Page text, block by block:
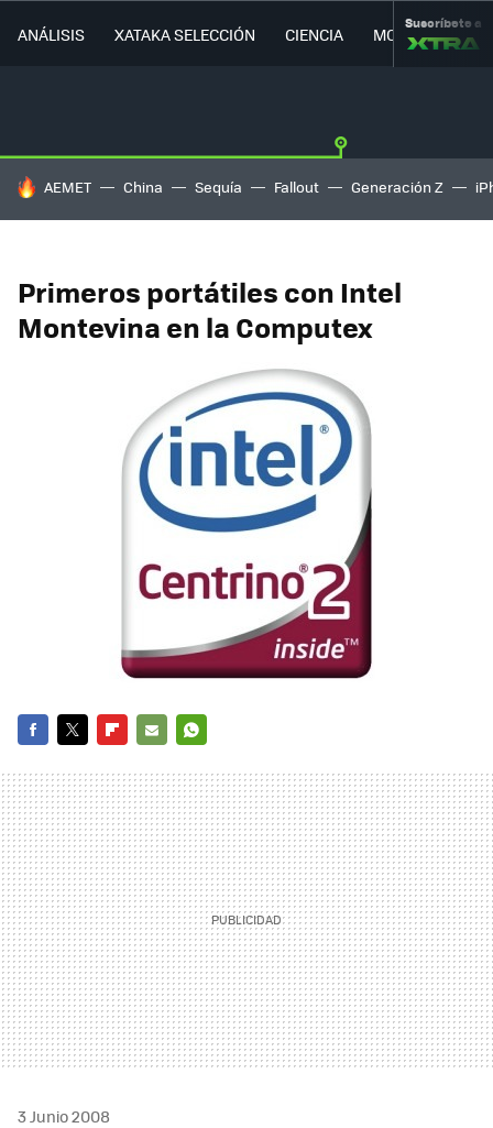
ANÁLISIS XATAKA SELECCIÓN CIENCIA MOVILIDAD
Suscríbete a
HOY SE HABLA DE
AEMET China Sequía Fallout Generación Z
Primeros portátiles con Intel
Montevina en la Computex
MAIL
3 Junio 2008